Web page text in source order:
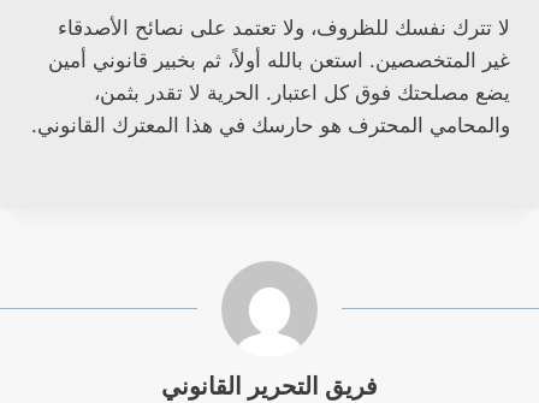
لا تترك نفسك للظروف، ولا تعتمد على نصائح الأصدقاء
غير المتخصصين. استعن بالله أولاً، ثم بخبير قانوني أمين
يضع مصلحتك فوق كل اعتبار. الحرية لا تقدر بثمن،
والمحامي المحترف هو حارسك في هذا المعترك القانوني.
فريق التحرير القانوني